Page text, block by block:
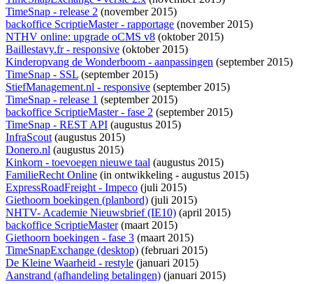
TimeSnap - release 2 (november 2015)
backoffice ScriptieMaster - rapportage (november 2015)
NTHV online: upgrade oCMS v8 (oktober 2015)
Baillestavy.fr - responsive (oktober 2015)
Kinderopvang de Wonderboom - aanpassingen (september 2015)
TimeSnap - SSL (september 2015)
StiefManagement.nl - responsive (september 2015)
TimeSnap - release 1 (september 2015)
backoffice ScriptieMaster - fase 2 (september 2015)
TimeSnap - REST API (augustus 2015)
InfraScout(augustus 2015)
Donero.nl (augustus 2015)
Kinkorn - toevoegen nieuwe taal (augustus 2015)
FamilieRecht Online (in ontwikkeling - augustus 2015)
ExpressRoadFreight - Impeco (juli 2015)
Giethoorn boekingen (planbord) (juli 2015)
NHTV- Academie Nieuwsbrief (IE10) (april 2015)
backoffice ScriptieMaster(maart 2015)
Giethoorn boekingen - fase 3 (maart 2015)
TimeSnapExchange (desktop) (februari 2015)
De Kleine Waarheid - restyle (januari 2015)
Aanstrand (afhandeling betalingen) (januari 2015)